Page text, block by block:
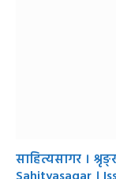
साहित्यसागर ।